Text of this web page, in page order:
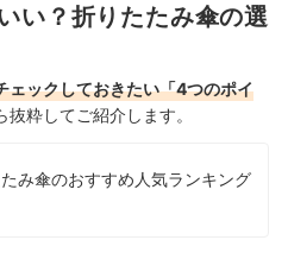
い？折りたたみ傘の選
ェックしておきたい「4つのポイ
粋してご紹介します。
たみ傘のおすすめ人気ランキング